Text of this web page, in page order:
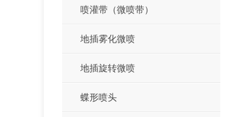
喷灌带（微喷带）
地插雾化微喷
地插旋转微喷
蝶形喷头